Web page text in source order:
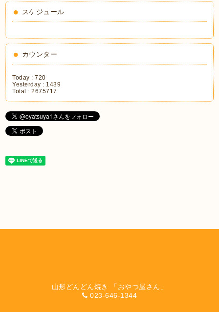
スケジュール
カウンター
Today :720
Yesterday : 1439
Total :2675717
山形どんどん焼き 「おやつ屋さん」
023-646-1344